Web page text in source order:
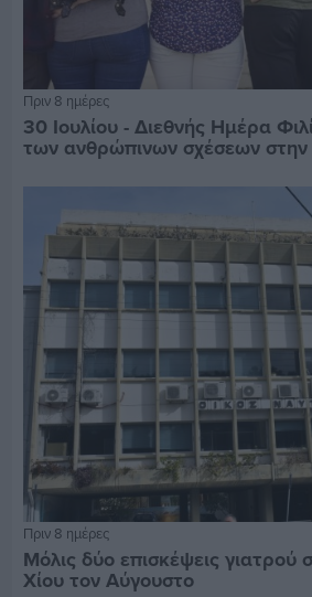
Πριν 8 ημέρες
30 Ιουλίου - Διεθνής Ημέρα
των ανθρώπινων σχέσεων στην
Πριν 8 ημέρες
Μόλις δύο επισκέψεις γιατρού
Χίου τον Αύγουστο